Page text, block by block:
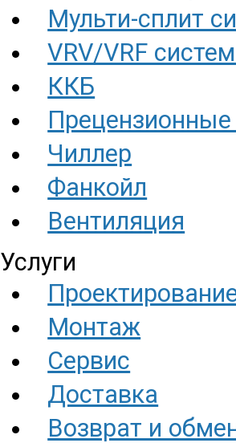
Мульти-сплит
VRV/VRF
ККБ
Чиллер
Фанкойл
Вентиляция
Услуги
Монтаж
Сервис
Доставка
Возврат и